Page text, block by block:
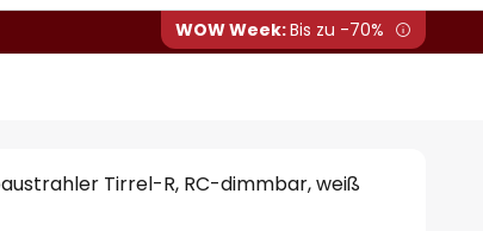
WOW Week:Bis zu -70%
Tirrel-R, RC-dimmbar, weiß